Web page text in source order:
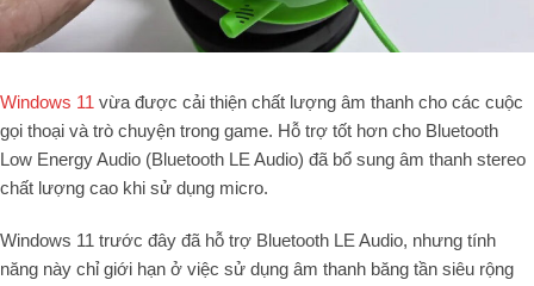
Windows 11 vừa được cải thiện chất lượng âm thanh cho các cuộc
gọi thoại và trò chuyện trong game. Hỗ trợ tốt hơn cho Bluetooth
Low Energy Audio (Bluetooth LE Audio) đã bổ sung âm thanh stereo
chất lượng cao khi sử dụng micro.
Windows 11 trước đây đã hỗ trợ Bluetooth LE Audio, nhưng tính
năng này chỉ giới hạn ở việc sử dụng âm thanh băng tần siêu rộng